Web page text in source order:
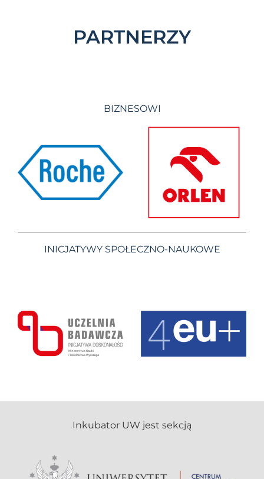
PARTNERZY
BIZNESOWI
INICJATYWY SPOŁECZNO-NAUKOWE